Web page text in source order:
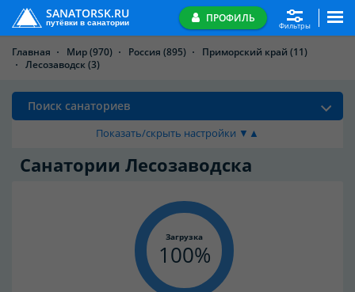
SANATORSK.RU
путёвки в санатории ПРОФИЛЬ
Фильтры
Главная Мир(970) Россия (895) Приморский край (11)
Лесозаводск(3)
Поиск санаториев
Показать/скрыть настройки ▼▲
Санатории Лесозаводска
Загрузка
100